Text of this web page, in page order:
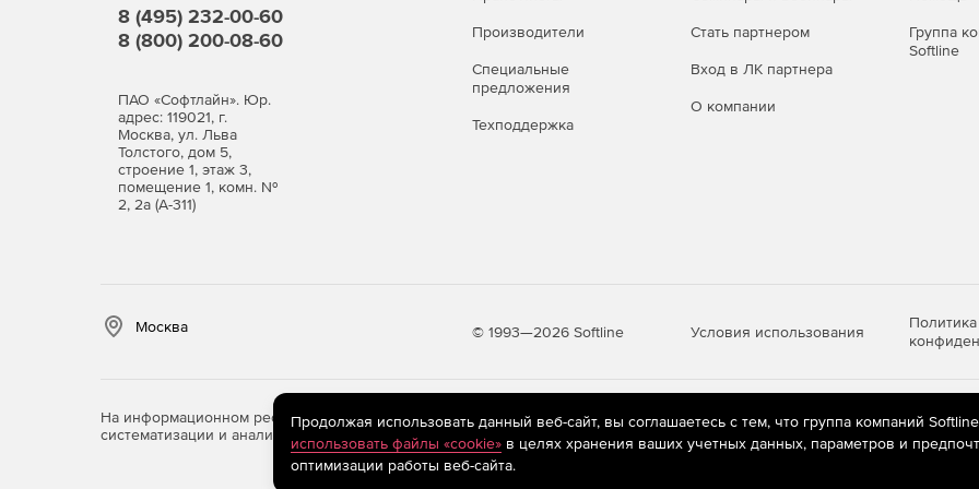
Обширные базы для детектирования шпионского, потенциально опасного и рекламного ПО,
хакерских утилит и программ-шуток.
Защита в режиме реального времени (файловый монитор
SpIDerGuard®)
Постоянный мониторинг здоровья компьютера – перехват «на лету» обращений к файлам на любых
носителях.
Чистая почта без вирусов (почтовый монитор SpIDer Mail®)
Мгновенная проверка почтовых сообщений при их передаче по сетевым правилам связи
8 (495) 232-00-60
8 (800) 200-08-60
ПАО «Софтлайн». Юр.
адрес: 119021, г.
Москва, ул. Льва
Толстого, дом 5,
строение 1, этаж 3,
помещение 1, комн. №
2, 2а (А-311)
Производители
Специальные
предложения
Техподдержка
Стать партнером
Вход в ЛК партнера
О компании
Группа
Softline
Москва © 1993—2026 Softline Условия использования
Политика
На информационном ресурсе store.softline.ru применяютсярекомендательные технологии(информационные технологии
систематизации и анализа сведений, относящихся к предпочтениям пользователей сети «Интернет», находящихся на
Продолжая использовать данный веб-сайт, вы соглашаетесь с тем, что группа компаний
использовать файлы «cookie»в целях хранения ваших учетных данных, параметров и
оптимизации работы веб-сайта.